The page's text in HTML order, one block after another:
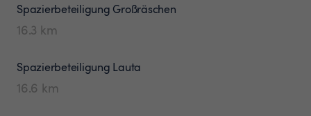
Spazierbeteiligung Großräschen
16.3 km
Spazierbeteiligung Lauta
16.6 km